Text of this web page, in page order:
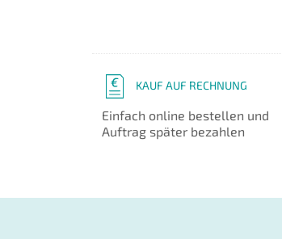
KAUF AUF RECHNUNG
Einfach online bestellen und
Auftrag später bezahlen